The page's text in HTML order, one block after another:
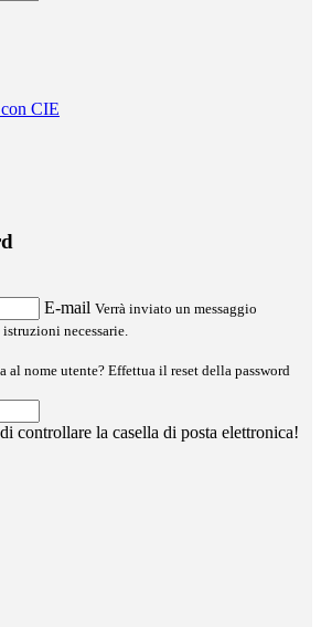
CIE
E-mail Verrà inviato un messaggio
necessarie.
al nome utente? Effettua il reset della password
controllare la casella di posta elettronica!